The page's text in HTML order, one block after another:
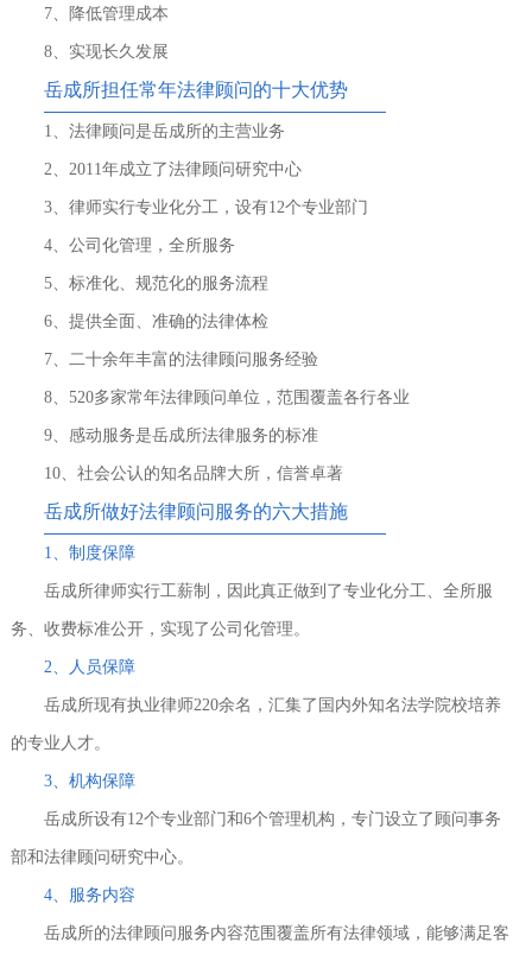
7、降低管理成本
8、实现长久发展
岳成所担任常年法律顾问的十大优势
1、法律顾问是岳成所的主营业务
2、2011年成立了法律顾问研究中心
3、律师实行专业化分工，设有12个专业部门
4、公司化管理，全所服务
5、标准化、规范化的服务流程
6、提供全面、准确的法律体检
7、二十余年丰富的法律顾问服务经验
8、520多家常年法律顾问单位，范围覆盖各行各业
9、感动服务是岳成所法律服务的标准
10、社会公认的知名品牌大所，信誉卓著
岳成所做好法律顾问服务的六大措施
1、制度保障
岳成所律师实行工薪制，因此真正做到了专业化分工、全所服
务、收费标准公开，实现了公司化管理。
2、人员保障
岳成所现有执业律师220余名，汇集了国内外知名法学院校培养
的专业人才。
3、机构保障
岳成所设有12个专业部门和6个管理机构，专门设立了顾问事务
部和法律顾问研究中心。
4、服务内容
岳成所的法律顾问服务内容范围覆盖所有法律领域，能够满足客